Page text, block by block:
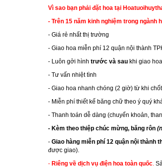
Vì sao bạn phải đặt hoa tại
- Trên 15 năm kinh nghiệm trong ngành
- Giá rẻ nhất thị trường
- Giao hoa miễn phí 12 quận nội thành
- Luôn gởi hình trước và sau khi giao hoa
- Tư vấn nhiệt tình
- Giao hoa nhanh chóng (2 giờ) từ khi
- Miễn phí thiết kế băng chữ theo ý quý
- Thanh toán dễ dàng (chuyển khoản,
- Kèm theo thiệp chúc mừng, băng rôn
- Giao hàng miễn phí 12 quận nội thành
được giao).
- Riêng về dịch vụ điện hoa toàn quốc.